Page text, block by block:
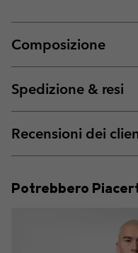
Composizione
Spedizione & resi
Recensioni dei
Potrebbero